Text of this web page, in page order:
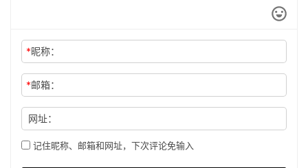
*昵称：
*邮箱：
网址：
记住昵称、邮箱和网址，下次评论免输入